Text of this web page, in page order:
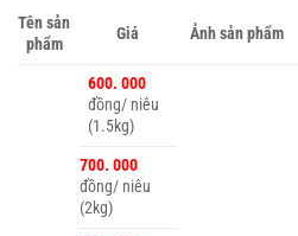
Tên sản
phẩm
Giá Ảnh sản phẩm
600. 000
đồng/ niêu
(1.5kg)
700. 000
đồng/ niêu
(2kg)